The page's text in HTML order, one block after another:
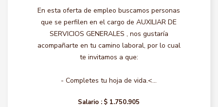
En esta oferta de empleo buscamos personas
que se perfilen en el cargo de AUXILIAR DE
SERVICIOS GENERALES , nos gustaría
acompañarte en tu camino laboral, por lo cual
te invitamos a que:
- Completes tu hoja de vida.<...
Salario : $ 1.750.905